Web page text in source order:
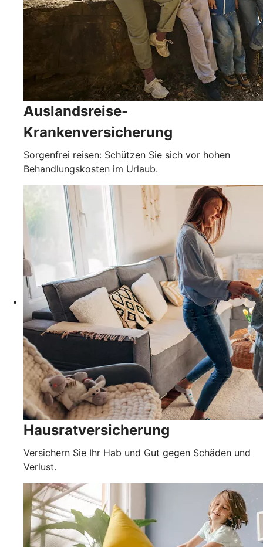
Auslandsreise-
Krankenversicherung
Sorgenfrei reisen: Schützen Sie sich vor hohen
Behandlungskosten im Urlaub.
Hausratversicherung
Versichern Sie Ihr Hab und Gut gegen Schäden und
Verlust.